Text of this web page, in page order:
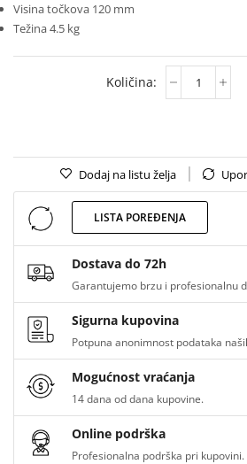
Visina točkova 120 mm
Težina 4.5 kg
Dodaj na listu želja
LISTA POREĐENJA
Dostava do 72h
Garantujemo brzu i profesionalnu
Sigurna kupovina
Potpuna anonimnost podataka
Mogućnost vraćanja
14 dana od dana kupovine.
Online podrška
Profesionalna podrška pri kupovini.